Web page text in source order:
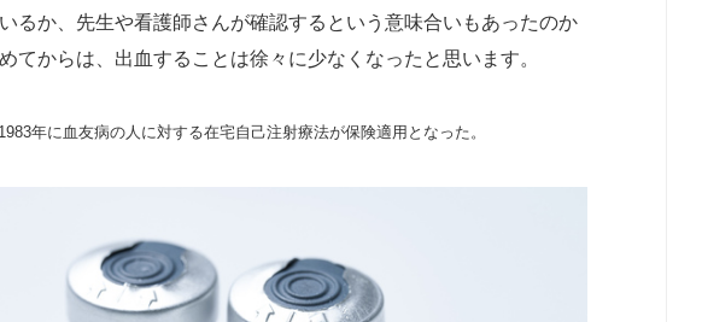
るか、先生や看護師さんが確認するという意味合いもあったのか
てからは、出血することは徐々に少なくなったと思います。
年に血友病の人に対する在宅自己注射療法が保険適用となった。